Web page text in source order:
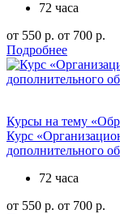
72 часа
от 550 р. от 700 р.
Подробнее
Курсы на тему
Курс
дополнительного
72 часа
от 550 р. от 700 р.